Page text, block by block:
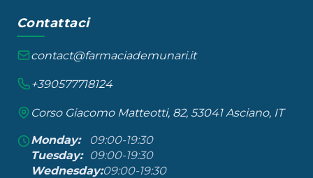
Contattaci
contact@farmaciademunari.it
+390577718124
Corso Giacomo Matteotti, 82, 53041 Asciano, IT
Monday:
09:00-19:30
Tuesday:
09:00-19:30
Wednesday:09:00-19:30